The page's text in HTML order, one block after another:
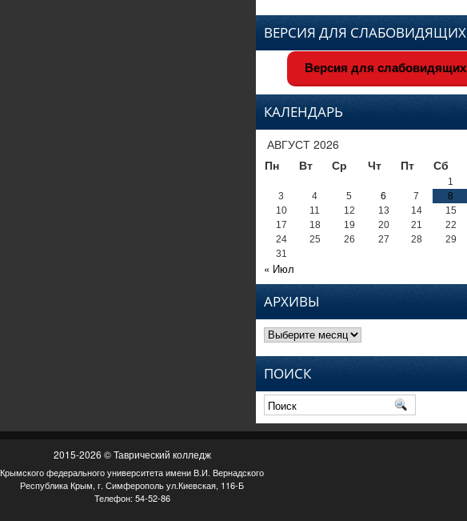
ВЕРСИЯ ДЛЯ СЛАБОВИДЯЩИХ
Версия для слабовидящих
КАЛЕНДАРЬ
АВГУСТ 2026
Пн
Вт Ср Чт Пт Сб
1
3
4 5 6 7 8
10
11 12 13 14 15
17
18 19 20 21 22
24
25 26 27 28 29
31
« Июл
АРХИВЫ
Архивы
ПОИСК
2015-2026 © Таврический колледж
Крымского федерального университета имени В.И. Вернадского
Республика Крым, г. Симферополь ул.Киевская, 116-Б
Телефон: 54-52-86